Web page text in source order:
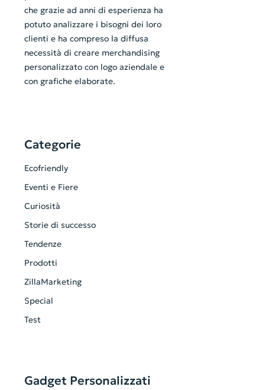
che grazie ad anni di esperienza ha
potuto analizzare i bisogni dei loro
clienti e ha compreso la diffusa
necessità di creare merchandising
personalizzato con logo aziendale e
con grafiche elaborate.
Categorie
Ecofriendly
Eventi e Fiere
Curiosità
Storie di successo
Tendenze
Prodotti
ZillaMarketing
Special
Test
Gadget Personalizzati